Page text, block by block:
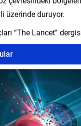
üzerinde duruyor.
“The Lancet”